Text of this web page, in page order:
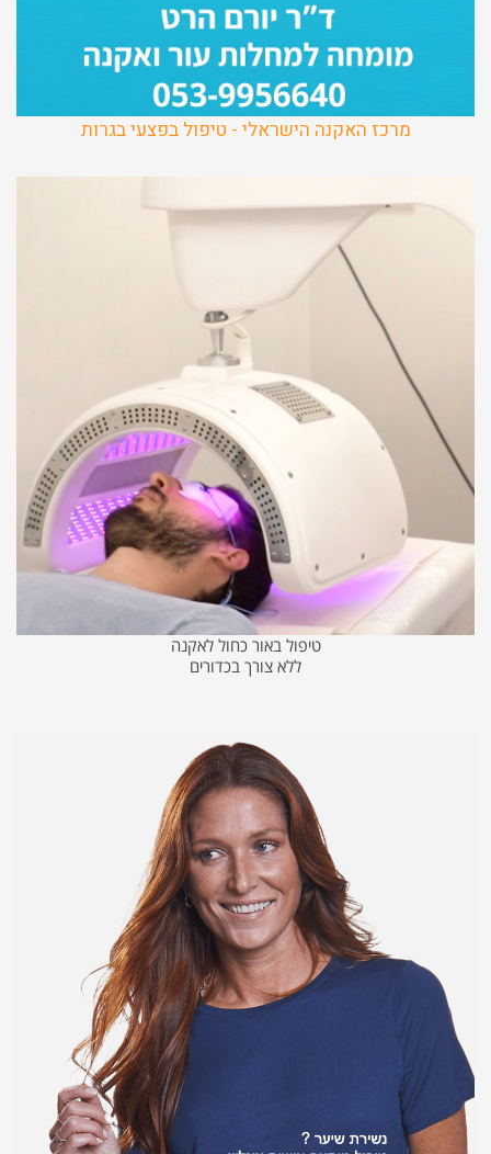
מרכז האקנה הישראלי - טיפול בפצעי בגרות
טיפול באור כחול לאקנה
ללא צורך בכדורים